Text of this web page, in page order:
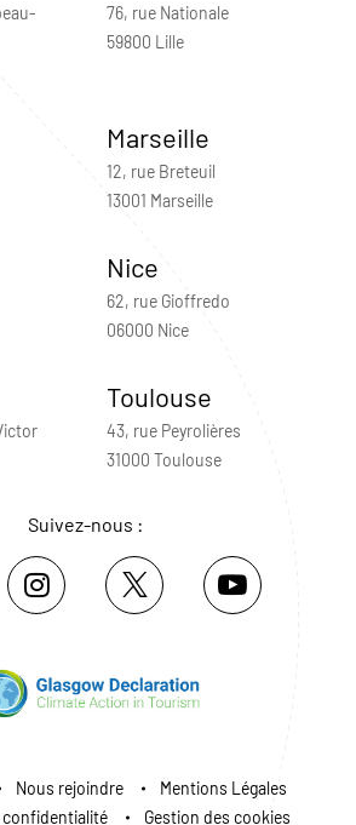
76, rue Nationale
59800 Lille
Marseille
12, rue Breteuil
13001 Marseille
Nice
62, rue Gioffredo
06000 Nice
Toulouse
43, rue Peyrolières
31000 Toulouse
Suivez-nous :
Nous rejoindre
Mentions Légales
confidentialité
Gestion des cookies